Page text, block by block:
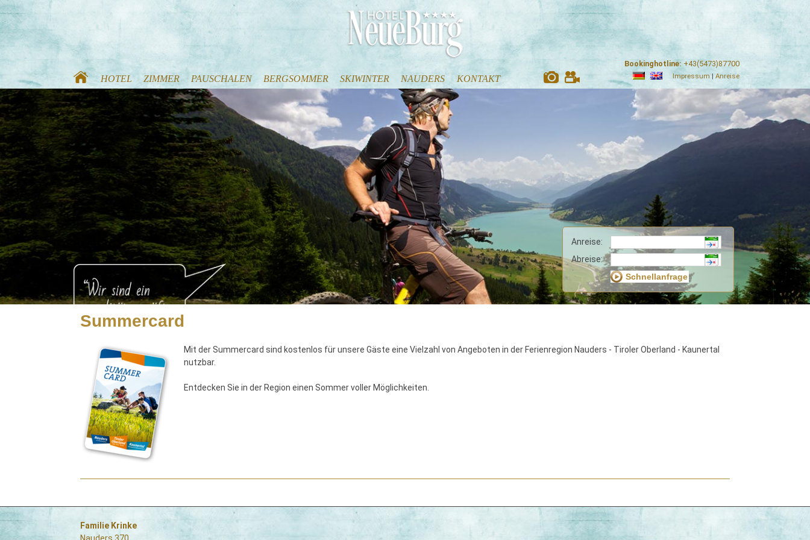
Bookinghotline: +43(5473)87700
Impressum | Anreise
HOTEL ZIMMER PAUSCHALEN BERGSOMMER SKIWINTER NAUDERS KONTAKT
Anreise:
Abreise:
Summercard
Mit der Summercard sind kostenlos für unsere Gäste eine Vielzahl von Angeboten in der Ferienregion Nauders - Tiroler Oberland - Kaunertal
nutzbar.
Entdecken Sie in der Region einen Sommer voller Möglichkeiten.
Familie Krinke